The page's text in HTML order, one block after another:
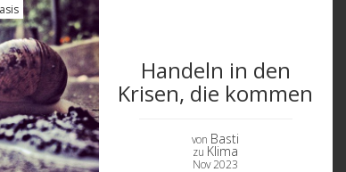
Handeln in den
Krisen, die kommen
von Basti
zu Klima
Nov 2023